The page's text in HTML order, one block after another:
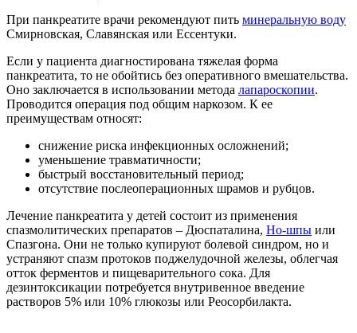
При панкреатите врачи рекомендуют пить минеральную воду
Смирновская, Славянская или Ессентуки.
Если у пациента диагностирована тяжелая форма
панкреатита, то не обойтись без оперативного вмешательства.
Оно заключается в использовании метода лапароскопии.
Проводится операция под общим наркозом. К ее
преимуществам относят:
снижение риска инфекционных осложнений;
уменьшение травматичности;
быстрый восстановительный период;
отсутствие послеоперационных шрамов и рубцов.
Лечение панкреатита у детей состоит из применения
спазмолитических препаратов – Дюспаталина, Но-шпы или
Спазгона. Они не только купируют болевой синдром, но и
устраняют спазм протоков поджелудочной железы, облегчая
отток ферментов и пищеварительного сока. Для
дезинтоксикации потребуется внутривенное введение
растворов 5% или 10% глюкозы или Реосорбилакта.